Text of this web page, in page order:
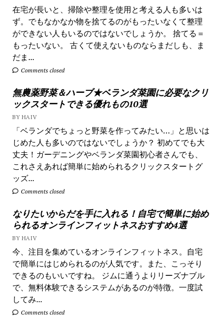
在宅が長いと、掃除や整理を使用と考える人も多いは
ず。でもなかなか物を捨てるのがもったいなくて整理
ができない人もいるのではないでしょうか。 捨てる＝
もったいない。 古くて使えないものならまだしも、ま
だま...
Comments closed
無農薬野菜＆ハーブ★ベランダ菜園に必要なクリ
ックスタートできる優れもの10選
BY HAIV
「ベランダでちょっと野菜を作ってみたい…」と思いは
じめた人も多いのではないでしょうか？ 初めてでも大
丈夫！ガーデニングやベランダ菜園初心者さんでも、
これさえあれば簡単に始められるクリックスタートグ
ッズ...
Comments closed
なりたいからだを手に入れる！自宅で簡単に始め
られるオンラインフィットネスおすすめ4選
BY HAIV
今、注目を集めているオンラインフィットネス。自宅
で簡単にはじめられるのが人気です。また、こっそり
できるのもいいですね。 ジムに通うよりリーズナブル
で、無料体験できるシステムがあるのが特徴。一度試
してみ...
Comments closed